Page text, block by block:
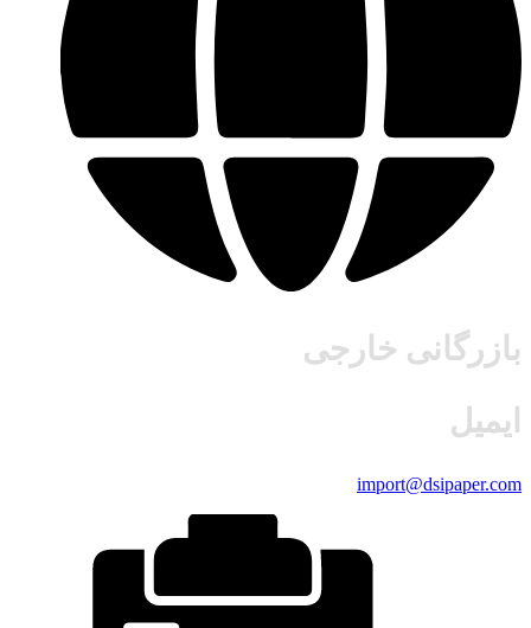
بازرگانی خارجی
ایمیل
import@dsipaper.com